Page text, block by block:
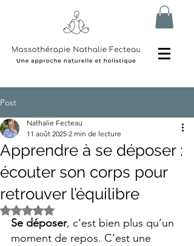
Post
Apprendre à se déposer :
écouter son corps pour
retrouver l’équilibre
Nathalie Fecteau
11 août 2025 2 min de lecture
Noté NaN étoiles sur 5.
Se déposer, c’est bien plus qu’un
moment de repos. C’est une